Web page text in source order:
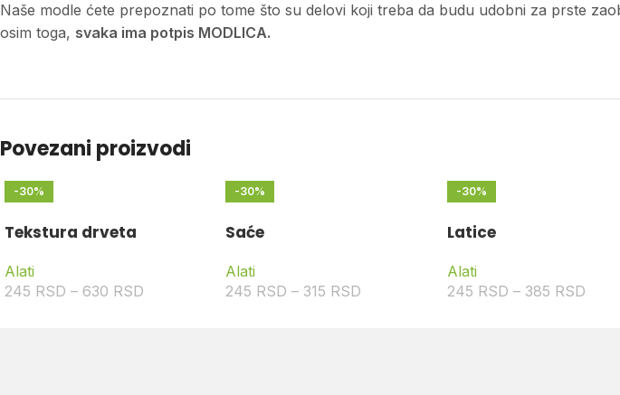
Naše modle ćete prepoznati po tome što su delovi koji treba da budu udobni za prste
osim toga, svaka ima potpis MODLICA.
Povezani proizvodi
-30%
Tekstura drveta
Alati
245 RSD – 630 RSD
-30%
Saće
Alati
245 RSD – 315 RSD
-30%
Latice
Alati
245 RSD – 385 RSD